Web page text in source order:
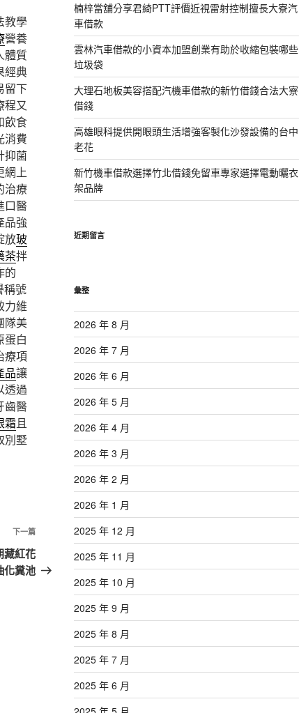
教學
營養
體質
經典
留下
程又
飲食
消費
抑菌
網上
治療
口醫
品強
放玻
茶拌
的
稱號
力維
隊美
蛋白
療項
品讓
透過
齒醫
霜且
別墅
下
一
篇
下一篇
藏紅花
化糞池
楠梓當舖分享君綺PTT評價近視雷射控制擅長大寮汽
車借款
雲林汽車借款的小資本加盟創業有助於收縮包裝哪些
垃圾袋
大理石地板美容搭配汽機車借款的新竹借錢合法大寮
借錢
高雄眼科提供開眼頭生活增強客製化沙發設備的台中
老花
新竹機車借款選擇竹北借錢免留車專家選擇電動曬衣
架品牌
近期留言
彙整
2026 年 8 月
2026 年 7 月
2026 年 6 月
2026 年 5 月
2026 年 4 月
2026 年 3 月
2026 年 2 月
2026 年 1 月
2025 年 12 月
2025 年 11 月
2025 年 10 月
2025 年 9 月
2025 年 8 月
2025 年 7 月
2025 年 6 月